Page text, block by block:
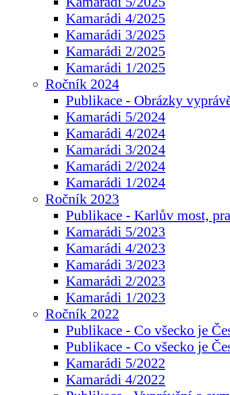
Kamarádi 4/2025
Kamarádi 3/2025
Kamarádi 2/2025
Kamarádi 1/2025
Ročník 2024
Publikace - Obrázky
Kamarádi 5/2024
Kamarádi 4/2024
Kamarádi 3/2024
Kamarádi 2/2024
Kamarádi 1/2024
Ročník 2023
Publikace - Karlův most,
Kamarádi 5/2023
Kamarádi 4/2023
Kamarádi 3/2023
Kamarádi 2/2023
Kamarádi 1/2023
Ročník 2022
Publikace - Co všecko je
Publikace - Co všecko je
Kamarádi 5/2022
Kamarádi 4/2022